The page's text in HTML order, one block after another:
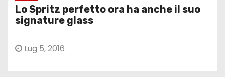
Lo Spritz perfetto ora ha anche il suo
signature glass
Lug 5, 2016